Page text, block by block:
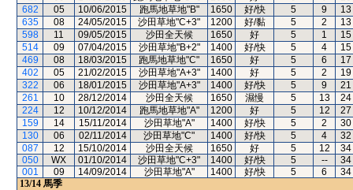
682
05 10/06/2015 跑馬地草地"B" 1650 好/快 5 9
13
635
08 24/05/2015 沙田草地"C+3" 1200 好/黏 5 2
13
598
11 09/05/2015 沙田全天候 1650 好 5 1
15
514
09 07/04/2015 沙田草地"B+2" 1400 好/快 5 4
15
469
08 18/03/2015 跑馬地草地"C" 1650 好 5 6
17
402
05 21/02/2015 沙田草地"A+3" 1400 好 5 2
19
322
06 18/01/2015 沙田草地"A+3" 1400 好/快 5 9
21
261
10 28/12/2014 沙田全天候 1650 濕慢 5 13
24
224
12 10/12/2014 跑馬地草地"A" 1200 好 5 12
27
159
14 15/11/2014 沙田草地"A" 1400 好/快 5 2
30
130
06 02/11/2014 沙田草地"C" 1400 好/快 5 4
32
087
12 15/10/2014 沙田全天候 1650 好 5 12
34
050
WX 01/10/2014 沙田草地"C+3" 1400 好/快 5 --
34
001
09 14/09/2014 沙田草地"A" 1400 好/快 5 6
34
13/14 馬季